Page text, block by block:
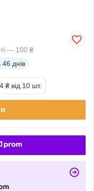
— 100 ₴
46 днів
₴ від 10 шт.